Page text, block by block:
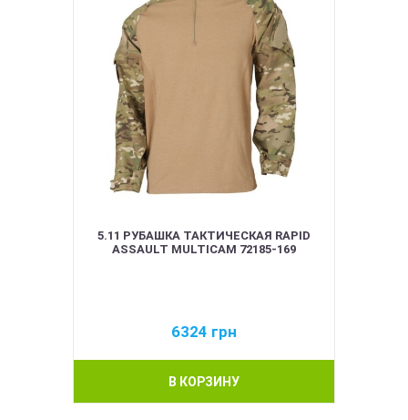
5.11 РУБАШКА ТАКТИЧЕСКАЯ RAPID
ASSAULT MULTICAM 72185-169
6324 грн
В КОРЗИНУ